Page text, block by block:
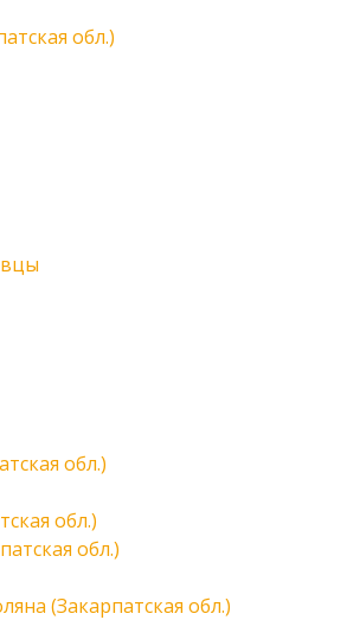
обл.)
обл.)
обл.)
обл.)
(Закарпатская обл.)